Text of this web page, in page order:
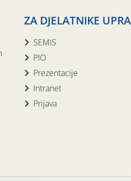
ZA DJELATNIKE
SEMIS
PIO
Prezentacije
Intranet
Prijava